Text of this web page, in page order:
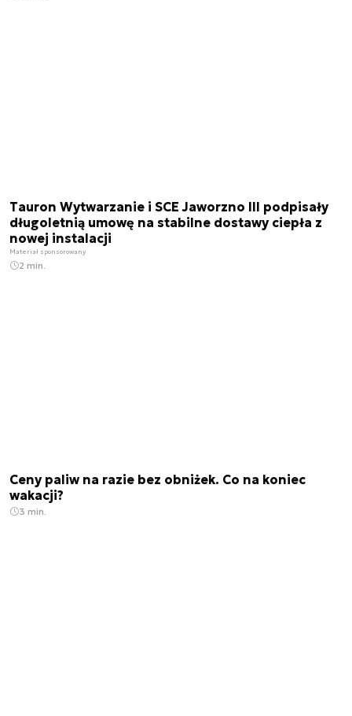
Tauron Wytwarzanie i SCE Jaworzno III podpisały
długoletnią umowę na stabilne dostawy ciepła z
nowej instalacji
Materiał sponsorowany
2 min.
Ceny paliw na razie bez obniżek. Co na koniec
wakacji?
3 min.